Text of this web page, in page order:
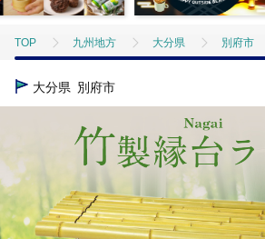
TOP 九州地方 大分県 別府市
TOP
大分県 別府市